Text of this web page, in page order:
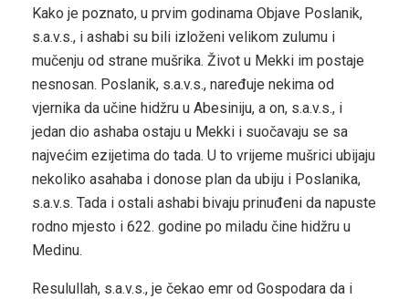
Kako je poznato, u prvim godinama Objave Poslanik,
s.a.v.s., i ashabi su bili izloženi velikom zulumu i
mučenju od strane mušrika. Život u Mekki im postaje
nesnosan. Poslanik, s.a.v.s., naređuje nekima od
vjernika da učine hidžru u Abesiniju, a on, s.a.v.s., i
jedan dio ashaba ostaju u Mekki i suočavaju se sa
najvećim ezijetima do tada. U to vrijeme mušrici ubijaju
nekoliko asahaba i donose plan da ubiju i Poslanika,
s.a.v.s. Tada i ostali ashabi bivaju prinuđeni da napuste
rodno mjesto i 622. godine po miladu čine hidžru u
Medinu.
Resulullah, s.a.v.s., je čekao emr od Gospodara da i